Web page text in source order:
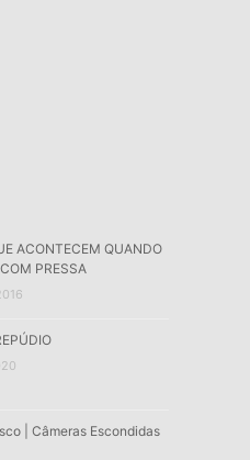
ACONTECEM QUANDO
PRESSA
| Câmeras Escondidas